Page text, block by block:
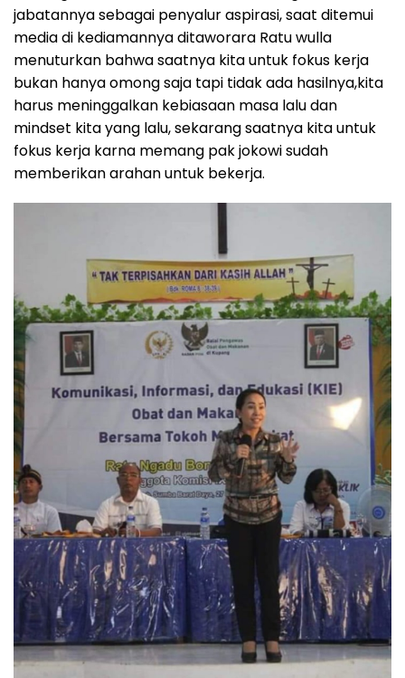
jabatannya sebagai penyalur aspirasi, saat ditemui
media di kediamannya ditaworara Ratu wulla
menuturkan bahwa saatnya kita untuk fokus kerja
bukan hanya omong saja tapi tidak ada hasilnya,kita
harus meninggalkan kebiasaan masa lalu dan
mindset kita yang lalu, sekarang saatnya kita untuk
fokus kerja karna memang pak jokowi sudah
memberikan arahan untuk bekerja.